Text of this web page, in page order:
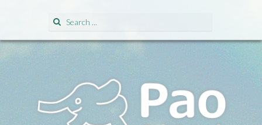
Search for: